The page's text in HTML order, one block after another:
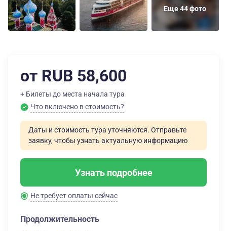
Еще 44 фото
от RUB 58,600
+ Билеты до места начала тура
Что включено в стоимость?
Даты и стоимость тура уточняются. Отправьте
заявку, чтобы узнать актуальную информацию
Узнать подробнее
Не требует оплаты сейчас
Продолжительность